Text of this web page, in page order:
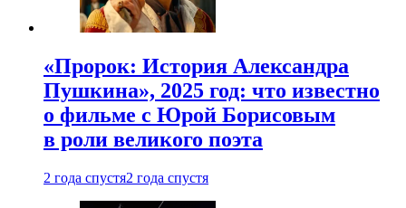
«Пророк: История Александра
Пушкина», 2025 год: что известно
о фильме с Юрой Борисовым
в роли великого поэта
2 года спустя2 года спустя